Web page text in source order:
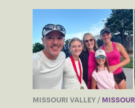
MISSOURI VALLEY / MISSOURI